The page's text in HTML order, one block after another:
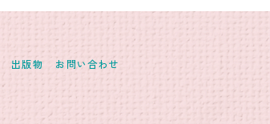
出版物 お問い合わせ